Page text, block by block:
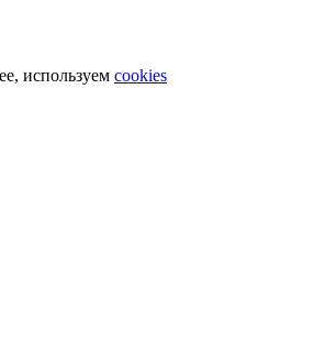
используем cookies